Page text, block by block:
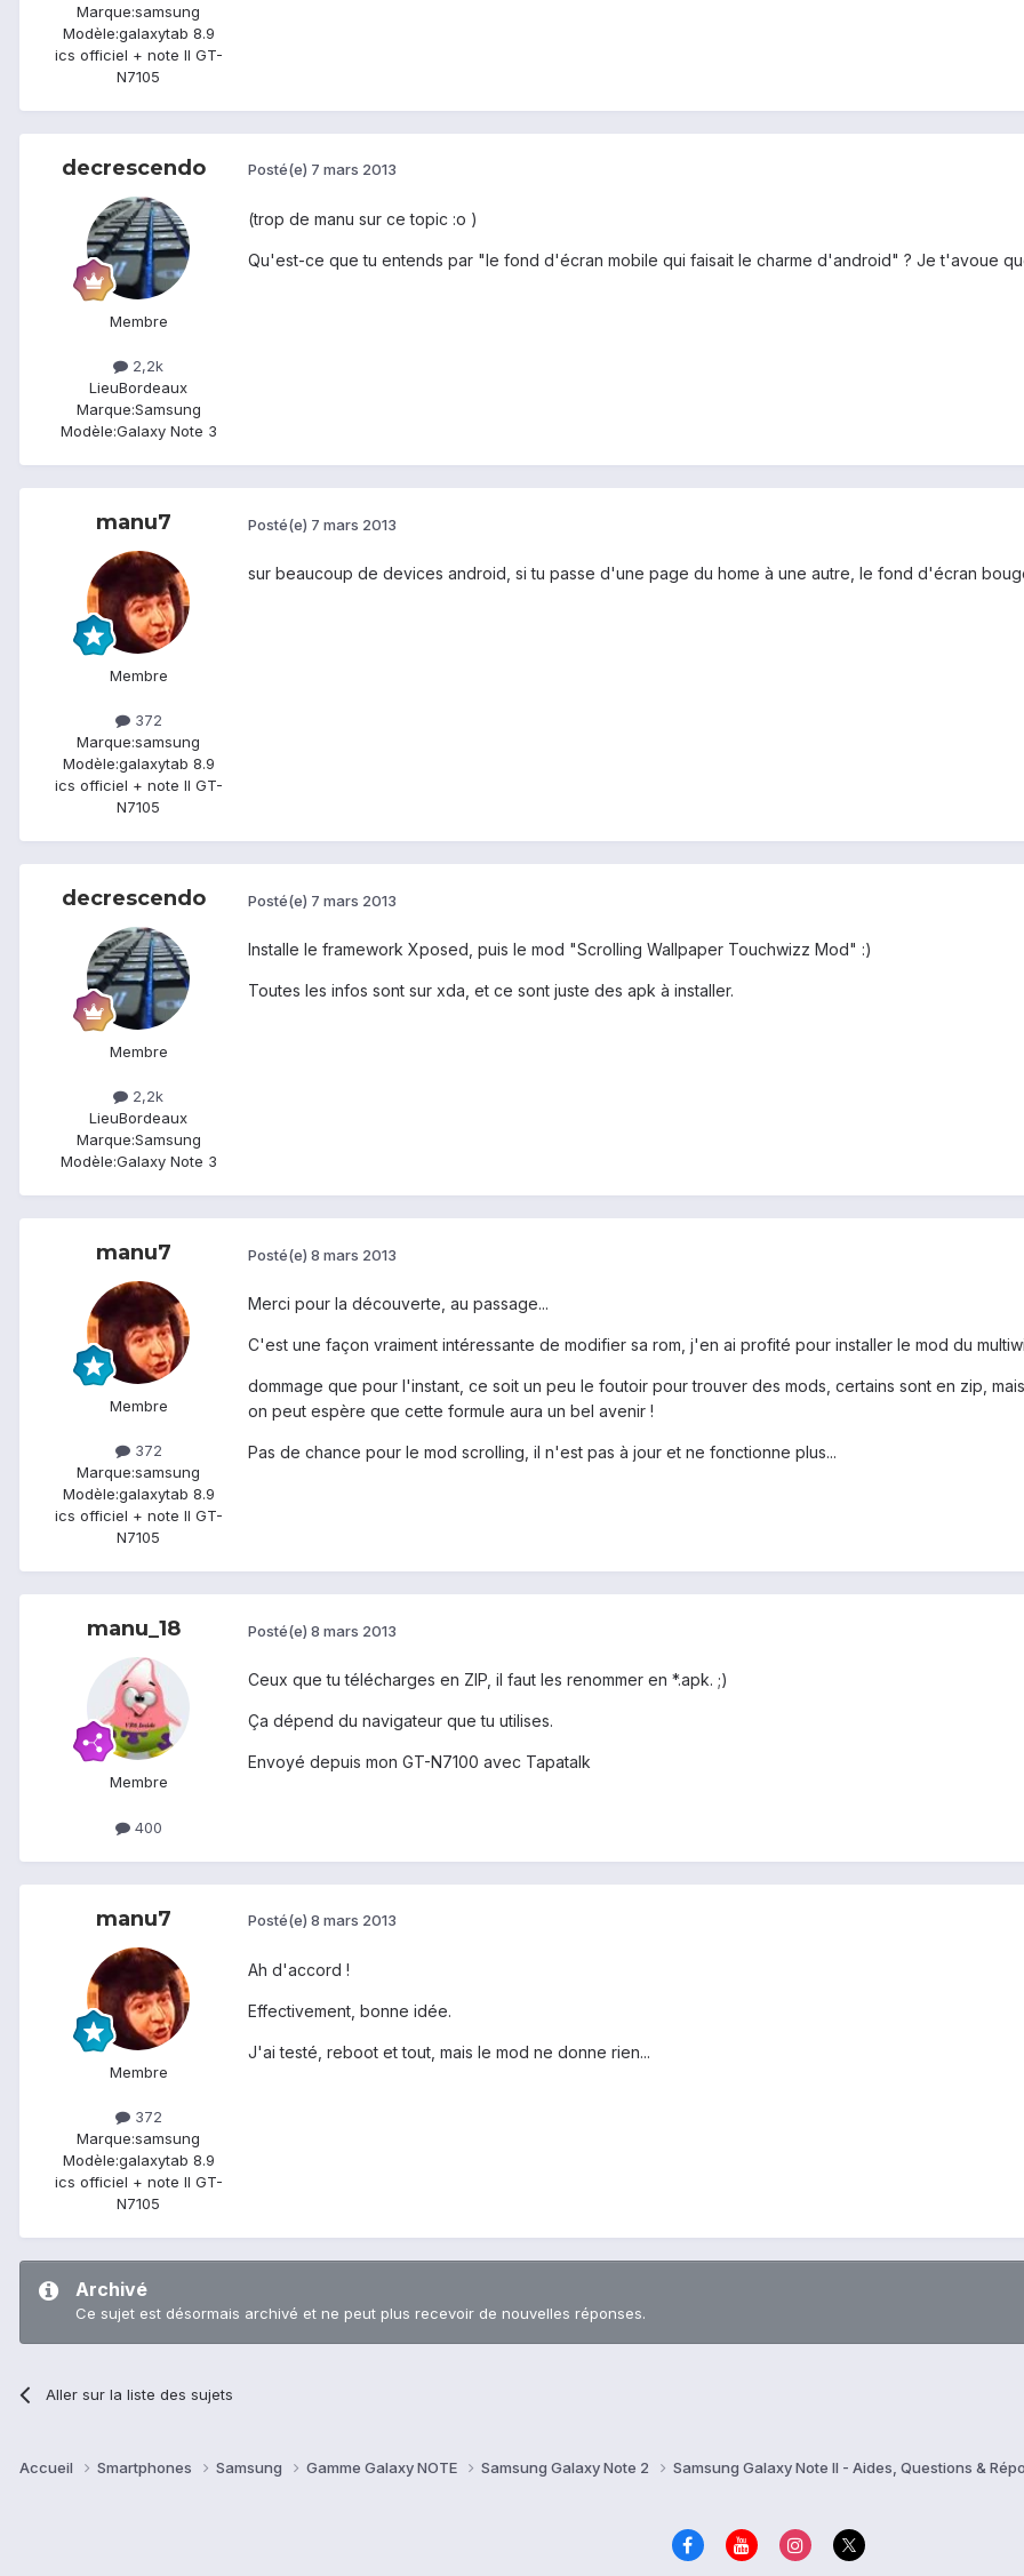
Marque:samsung
Modèle:galaxytab 8.9
ics officiel + note II GT-
N7105
decrescendo
Membre
2,2k
LieuBordeaux
Marque:Samsung
Modèle:Galaxy Note 3
Posté(e) 7 mars 2013
(trop de manu sur ce topic :o )
Qu'est-ce que tu entends par "le fond d'écran mobile qui faisait le charme d'android" ? Je t'avoue
manu7
Membre
372
Marque:samsung
Modèle:galaxytab 8.9
ics officiel + note II GT-
N7105
Posté(e) 7 mars 2013
sur beaucoup de devices android, si tu passe d'une page du home à une autre, le fond d'écran
decrescendo
Membre
2,2k
LieuBordeaux
Marque:Samsung
Modèle:Galaxy Note 3
Posté(e) 7 mars 2013
Installe le framework Xposed, puis le mod "Scrolling Wallpaper Touchwizz Mod" :)
Toutes les infos sont sur xda, et ce sont juste des apk à installer.
manu7
Membre
372
Marque:samsung
Modèle:galaxytab 8.9
ics officiel + note II GT-
N7105
Posté(e) 8 mars 2013
Merci pour la découverte, au passage...
C'est une façon vraiment intéressante de modifier sa rom, j'en ai profité pour installer le mod du
dommage que pour l'instant, ce soit un peu le foutoir pour trouver des mods, certains sont en zip,
on peut espère que cette formule aura un bel avenir !
Pas de chance pour le mod scrolling, il n'est pas à jour et ne fonctionne plus...
manu_18
Membre
400
Posté(e) 8 mars 2013
Ceux que tu télécharges en ZIP, il faut les renommer en *.apk. ;)
Ça dépend du navigateur que tu utilises.
Envoyé depuis mon GT-N7100 avec Tapatalk
manu7
Membre
372
Marque:samsung
Modèle:galaxytab 8.9
ics officiel + note II GT-
N7105
Posté(e) 8 mars 2013
Ah d'accord !
Effectivement, bonne idée.
J'ai testé, reboot et tout, mais le mod ne donne rien...
Archivé
Ce sujet est désormais archivé et ne peut plus recevoir de nouvelles réponses.
Aller sur la liste des sujets
Accueil Smartphones Samsung Gamme Galaxy NOTE Samsung Galaxy Note 2 Samsung Galaxy Note II - Aides, Questions &